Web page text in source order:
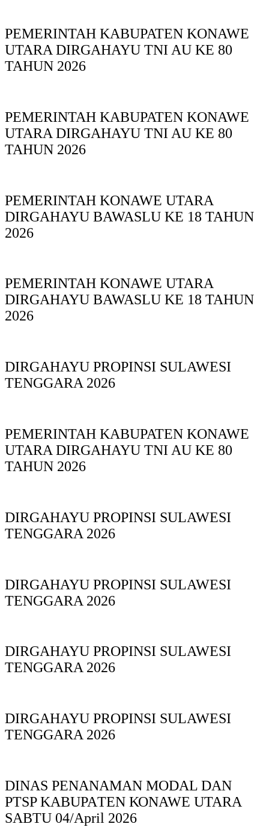
PEMERINTAH KABUPATEN KONAWE
UTARA DIRGAHAYU TNI AU KE 80
TAHUN 2026
PEMERINTAH KABUPATEN KONAWE
UTARA DIRGAHAYU TNI AU KE 80
TAHUN 2026
PEMERINTAH KONAWE UTARA
DIRGAHAYU BAWASLU KE 18 TAHUN
2026
PEMERINTAH KONAWE UTARA
DIRGAHAYU BAWASLU KE 18 TAHUN
2026
DIRGAHAYU PROPINSI SULAWESI
TENGGARA 2026
PEMERINTAH KABUPATEN KONAWE
UTARA DIRGAHAYU TNI AU KE 80
TAHUN 2026
DIRGAHAYU PROPINSI SULAWESI
TENGGARA 2026
DIRGAHAYU PROPINSI SULAWESI
TENGGARA 2026
DIRGAHAYU PROPINSI SULAWESI
TENGGARA 2026
DIRGAHAYU PROPINSI SULAWESI
TENGGARA 2026
DINAS PΕΝΑΝΑΜAN MODAL DAN
PTSP KABUPAΤΕΝ ΚΟNAWE UTARA
SABTU 04/April 2026